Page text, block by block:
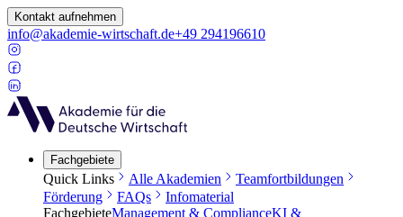
Kontakt aufnehmen
info@akademie-wirtschaft.de+49 294196610
Fachgebiete
Quick Links Alle Akademien
Teamfortbildungen
Förderung
FAQs
Infomaterial
FachgebieteManagement & ComplianceKI &